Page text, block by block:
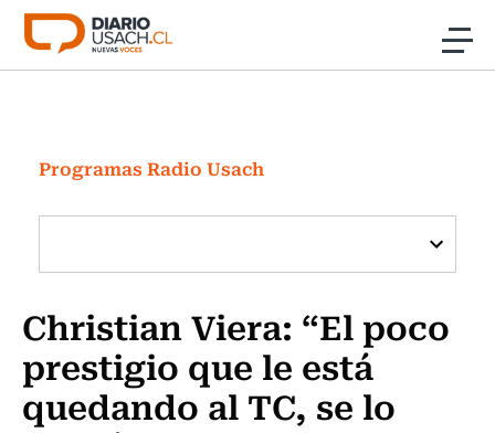
Click acá para ir directamente al contenido
Investigación
Cultura
Programas Radio y TV Usach
Programas Radio Usach
Christian Viera: “El poco
prestigio que le está
quedando al TC, se lo